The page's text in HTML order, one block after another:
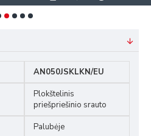
AN050JSKLKN/EU
Plokštelinis
priešpriešinio srauto
Palubėje